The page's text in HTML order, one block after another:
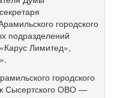
городского
подразделений
Лимитед»,
городского
Сысертского ОВО —